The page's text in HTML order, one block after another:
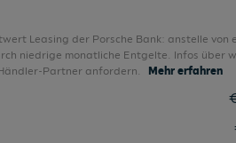
Stück
und hinten
Leasing der Porsche Bank: anstelle von
niedrige monatliche Entgelte. Infos über
Partner anfordern.
Mehr erfahren